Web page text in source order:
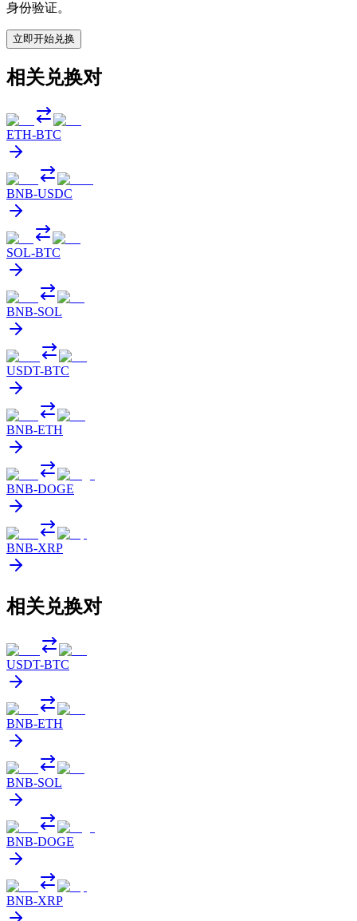
身份验证。
立即开始兑换
相关兑换对
ETH-BTC
BNB-USDC
SOL-BTC
BNB-SOL
USDT-BTC
BNB-ETH
BNB-DOGE
BNB-XRP
相关兑换对
USDT-BTC
BNB-ETH
BNB-SOL
BNB-DOGE
BNB-XRP